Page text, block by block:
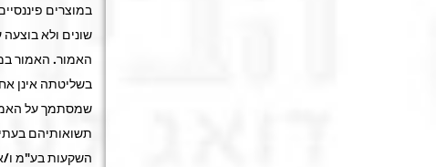
במוצרים
שונים ולא
האמור. האמור
בשליטתה אינן
שמסתמך על
תשואותיהם
השקעות בע"מ ו/